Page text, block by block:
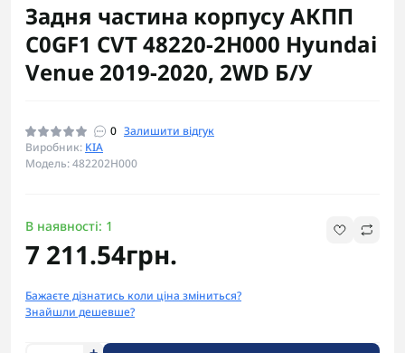
Задня частина корпусу АКПП
C0GF1 CVT 48220-2H000 Hyundai
Venue 2019-2020, 2WD Б/У
0 Залишити відгук
Виробник: KIA
Модель: 482202H000
В наявності: 1
7 211.54грн.
Бажаєте дізнатись коли ціна зміниться?
Знайшли дешевше?